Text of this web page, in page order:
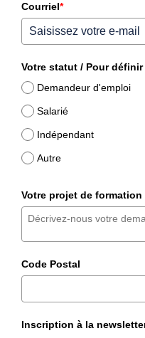
Courriel*
Votre statut /
Demandeur d'emploi
Salarié
Indépendant
Autre
Votre projet de formation
Code Postal
Inscription à la